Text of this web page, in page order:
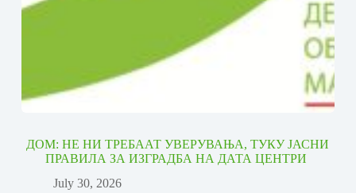
ДОМ: НЕ НИ ТРЕБААТ УВЕРУВАЊА, ТУКУ ЈАСНИ
ПРАВИЛА ЗА ИЗГРАДБА НА ДАТА ЦЕНТРИ
July 30, 2026